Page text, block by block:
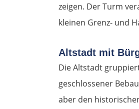
zeigen. Der Turm
kleinen Grenz- und
Altstadt mit
Die Altstadt
geschlossener
aber den